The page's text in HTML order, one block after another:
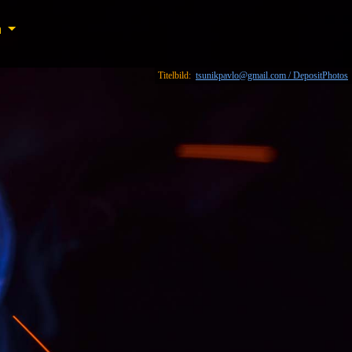
Titelbild: tsunikpavlo@gmail.com / DepositPhotos